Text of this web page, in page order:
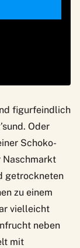
figurfeindlich
Oder
Schoko-
Naschmarkt
getrockneten
zu einem
vielleicht
neben
mit